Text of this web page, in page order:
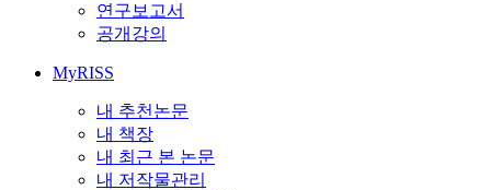
연구보고서
공개강의
MyRISS
내 추천논문
내 책장
내 최근 본 논문
내 저작물관리